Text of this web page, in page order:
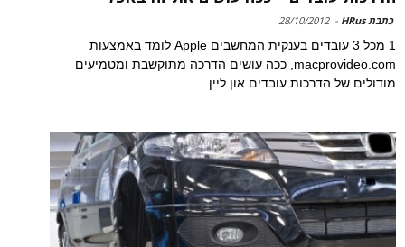
כתבת HRus -
28/10/2012
1 מכל 3 עובדים בענקית המחשבים Apple לומד באמצעות
macprovideo.com, ככה עושים הדרכה מתוקשבת ומטמיעים
מודולים של הדרכות עובדים און ליין.